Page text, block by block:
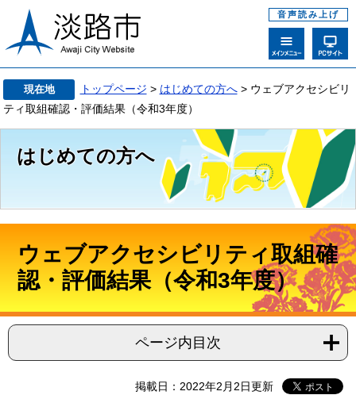
音声読み上げ
現在地 トップページ > はじめての方へ> ウェブアクセシビリ
ティ取組確認・評価結果（令和3年度）
はじめての方へ
ウェブアクセシビリティ取組確
認・評価結果（令和3年度）
ページ内目次
掲載日：2022年2月2日更新